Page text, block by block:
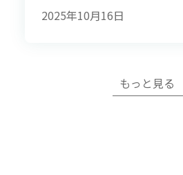
2025年10月16日
もっと見る